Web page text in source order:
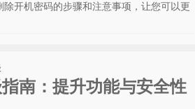
开机密码的步骤和注意事项，让您可以更
南：提升功能与安全性